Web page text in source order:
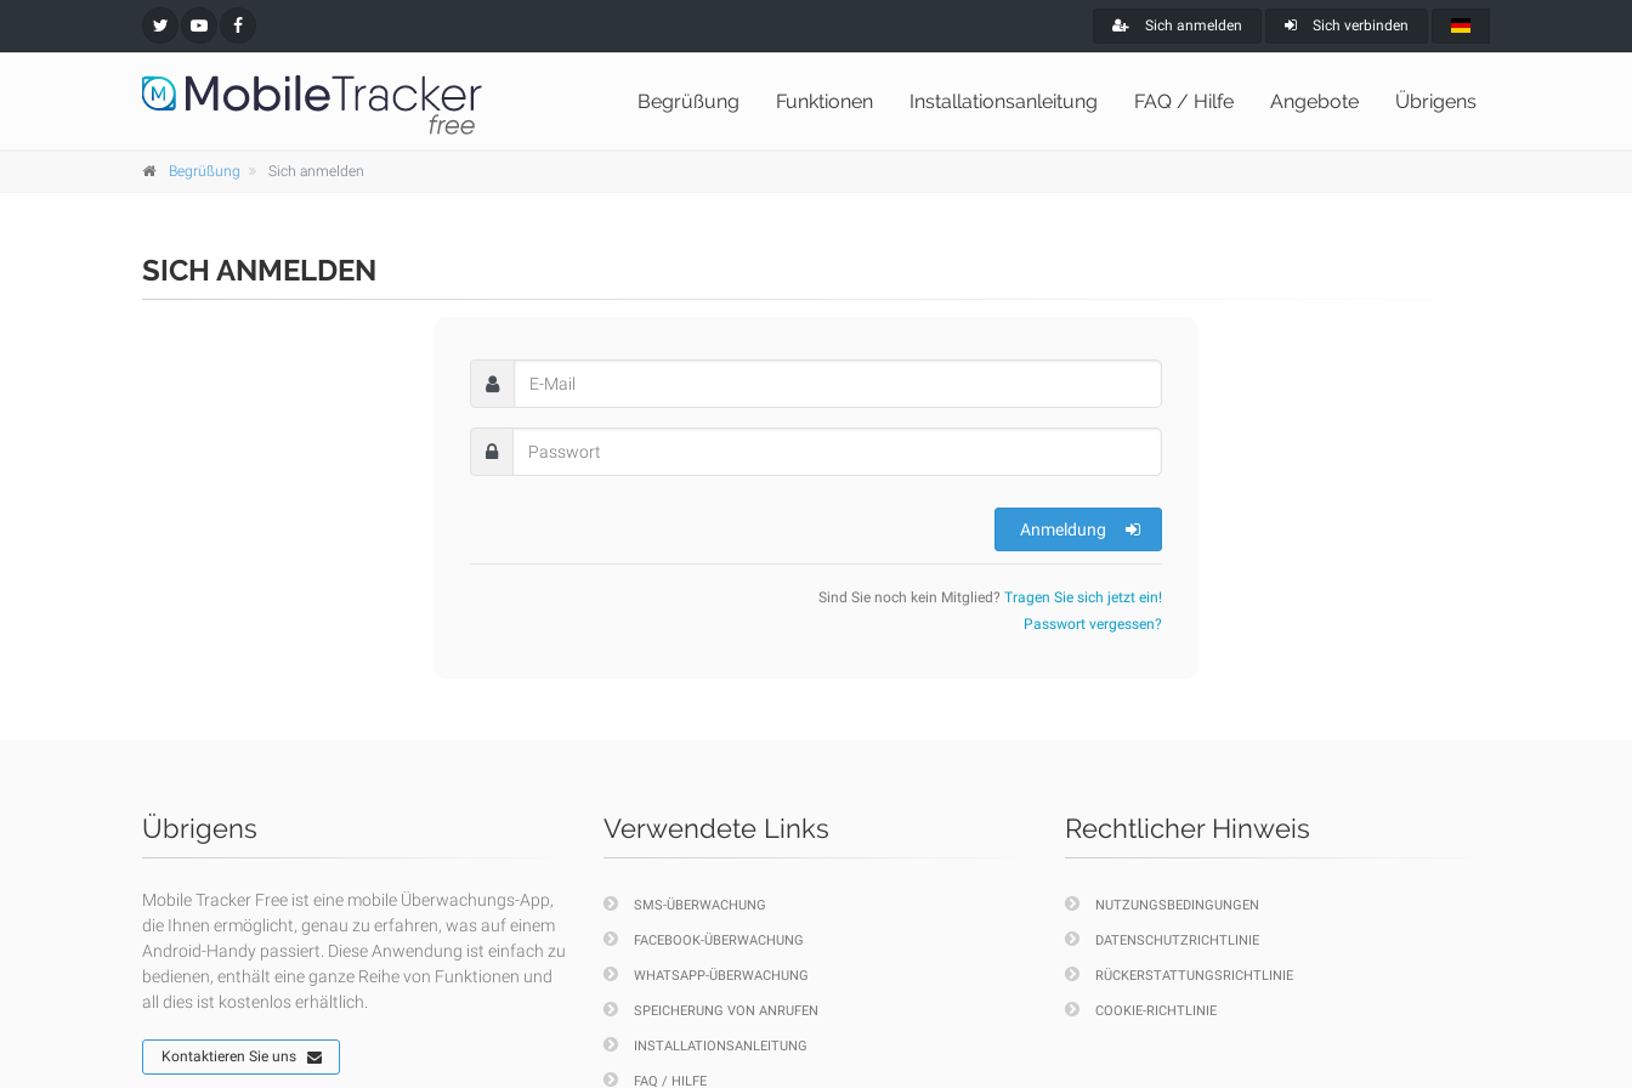
Sich anmelden Sich verbinden
Begrüßung Funktionen Installationsanleitung FAQ / Hilfe Angebote Übrigens
Begrüßung Sich anmelden
SICH ANMELDEN
Anmeldung
Sind Sie noch kein Mitglied? Tragen Sie sich jetzt ein!
Passwort vergessen?
Übrigens
Mobile Tracker Free ist eine mobile Überwachungs-App,
die Ihnen ermöglicht, genau zu erfahren, was auf einem
Android-Handy passiert. Diese Anwendung ist einfach zu
bedienen, enthält eine ganze Reihe von Funktionen und
all dies ist kostenlos erhältlich.
Kontaktieren Sie uns
Verwendete Links
SMS-ÜBERWACHUNG
FACEBOOK-ÜBERWACHUNG
WHATSAPP-ÜBERWACHUNG
SPEICHERUNG VON ANRUFEN
INSTALLATIONSANLEITUNG
FAQ / HILFE
Rechtlicher Hinweis
NUTZUNGSBEDINGUNGEN
DATENSCHUTZRICHTLINIE
RÜCKERSTATTUNGSRICHTLINIE
COOKIE-RICHTLINIE